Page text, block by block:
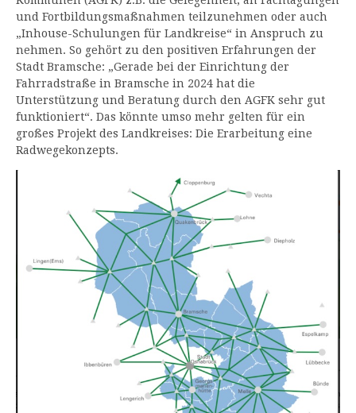
und Fortbildungsmaßnahmen teilzunehmen oder auch
„Inhouse-Schulungen für Landkreise“ in Anspruch zu
nehmen. So gehört zu den positiven Erfahrungen der
Stadt Bramsche: „Gerade bei der Einrichtung der
Fahrradstraße in Bramsche in 2024 hat die
Unterstützung und Beratung durch den AGFK sehr gut
funktioniert“. Das könnte umso mehr gelten für ein
großes Projekt des Landkreises: Die Erarbeitung eine
Radwegekonzepts.